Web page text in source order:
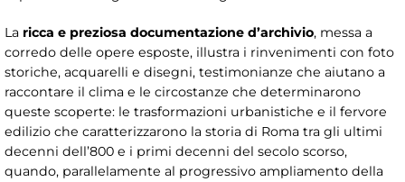
La ricca e preziosa documentazione d’archivio, messa a
corredo delle opere esposte, illustra i rinvenimenti con foto
storiche, acquarelli e disegni, testimonianze che aiutano a
raccontare il clima e le circostanze che determinarono
queste scoperte: le trasformazioni urbanistiche e il fervore
edilizio che caratterizzarono la storia di Roma tra gli ultimi
decenni dell’800 e i primi decenni del secolo scorso,
quando, parallelamente al progressivo ampliamento della